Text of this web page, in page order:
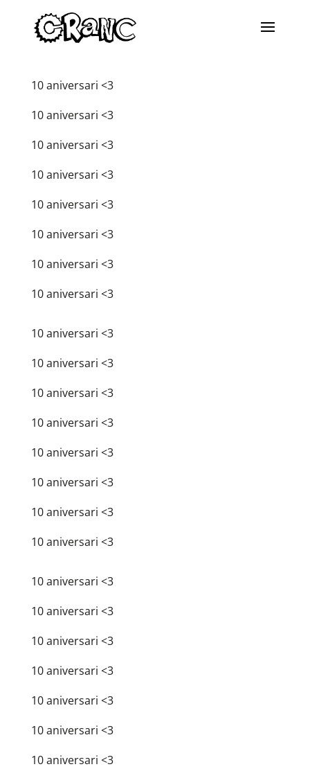
10 aniversari <3
10 aniversari <3
10 aniversari <3
10 aniversari <3
10 aniversari <3
10 aniversari <3
10 aniversari <3
10 aniversari <3
10 aniversari <3
10 aniversari <3
10 aniversari <3
10 aniversari <3
10 aniversari <3
10 aniversari <3
10 aniversari <3
10 aniversari <3
10 aniversari <3
10 aniversari <3
10 aniversari <3
10 aniversari <3
10 aniversari <3
10 aniversari <3
10 aniversari <3